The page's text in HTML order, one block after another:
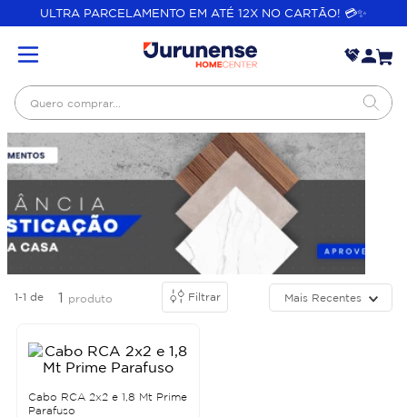
ULTRA PARCELAMENTO EM ATÉ 12X NO CARTÃO! 💳✨
Quero comprar...
1-1 de 1 produto Filtrar Mais Recentes
Cabo RCA 2x2 e 1,8 Mt Prime
Parafuso